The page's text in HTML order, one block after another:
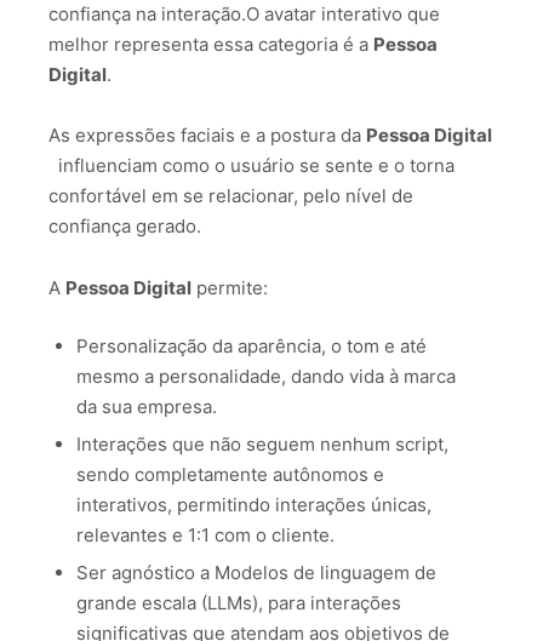
confiança na interação.O avatar interativo que
melhor representa essa categoria é a Pessoa
Digital.
As expressões faciais e a postura da Pessoa Digital
influenciam como o usuário se sente e o torna
confortável em se relacionar, pelo nível de
confiança gerado.
A Pessoa Digital permite:
Personalização da aparência, o tom e até
mesmo a personalidade, dando vida à marca
da sua empresa.
Interações que não seguem nenhum script,
sendo completamente autônomos e
interativos, permitindo interações únicas,
relevantes e 1:1 com o cliente.
Ser agnóstico a Modelos de linguagem de
grande escala (LLMs), para interações
significativas que atendam aos objetivos de